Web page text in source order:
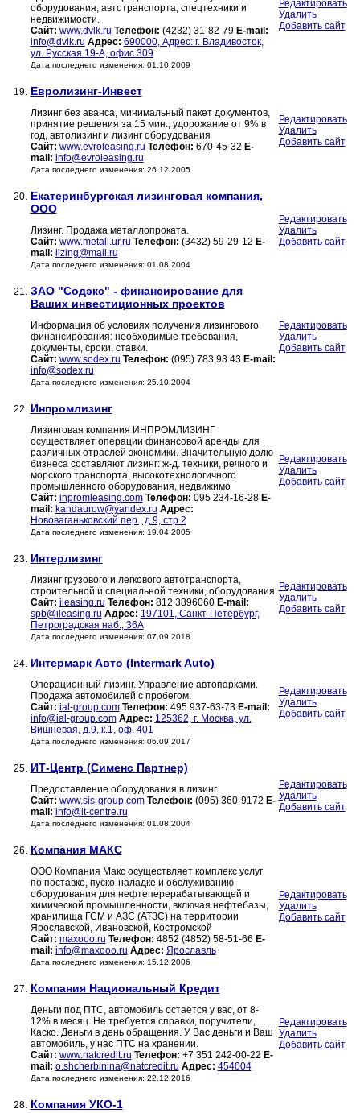
оборудования, автотранспорта, спецтехники и
недвижимости.
Сайт: www.dvlk.ru Телефон: (4232) 31-82-79 E-mail:
info@dvlk.ru Адрес: 690000, Адрес: г. Владивосток,
ул. Русская 19-А, офис 309
Дата последнего изменения: 01.10.2009
Редактировать
Удалить
Добавить сайт
19. Евролизинг-Инвест
Лизинг без аванса, минимальный пакет документов,
принятие решения за 15 мин., удорожание от 9% в
год, автолизинг и лизинг оборудования
Сайт: www.evroleasing.ru Телефон: 670-45-32 E-
mail: info@evroleasing.ru
Дата последнего изменения: 26.12.2005
Редактировать
Удалить
Добавить сайт
20. Екатеринбургская лизинговая компания,
ООО
Лизинг. Продажа металлопроката.
Сайт: www.metall.ur.ru Телефон: (3432) 59-29-12 E-
mail: lizing@mail.ru
Дата последнего изменения: 01.08.2004
Редактировать
Удалить
Добавить сайт
21. ЗАО "Содэкс" - финансирование для
Ваших инвестиционных проектов
Информация об условиях получения лизингового
финансирования: необходимые требования,
документы, сроки, ставки.
Сайт: www.sodex.ru Телефон: (095) 783 93 43 E-mail:
info@sodex.ru
Дата последнего изменения: 25.10.2004
Редактировать
Удалить
Добавить сайт
22. Инпромлизинг
Лизинговая компания ИНПРОМЛИЗИНГ
осуществляет операции финансовой аренды для
различных отраслей экономики. Значительную долю
бизнеса составляют лизинг: ж-д. техники, речного и
морского транспорта, высокотехнологичного
промышленного оборудования, недвижимо
Сайт: inpromleasing.com Телефон: 095 234-16-28 E-
mail: kandaurow@yandex.ru Адрес:
Нововаганьковский пер., д.9, стр.2
Дата последнего изменения: 19.04.2005
Редактировать
Удалить
Добавить сайт
23. Интерлизинг
Лизинг грузового и легкового автотранспорта,
строительной и специальной техники, оборудования
Сайт: ileasing.ru Телефон: 812 3896060 E-mail:
spb@ileasing.ru Адрес: 197101, Санкт-Петербург,
Петроградская наб., 36А
Дата последнего изменения: 07.09.2018
Редактировать
Удалить
Добавить сайт
24. Интермарк Авто (Intermark Auto)
Операционный лизинг. Управление автопарками.
Продажа автомобилей с пробегом.
Сайт: ial-group.com Телефон: 495 937-63-73 E-mail:
info@ial-group.com Адрес: 125362, г. Москва, ул.
Вишневая, д.9, к.1, оф. 401
Дата последнего изменения: 06.09.2017
Редактировать
Удалить
Добавить сайт
25. ИТ-Центр (Сименс Партнер)
Предоставление оборудования в лизинг.
Сайт: www.sis-group.com Телефон: (095) 360-9172 E-
mail: info@it-centre.ru
Дата последнего изменения: 01.08.2004
Редактировать
Удалить
Добавить сайт
26. Компания МАКС
ООО Компания Макс осуществляет комплекс услуг
по поставке, пуско-наладке и обслуживанию
оборудования для нефтеперерабатывающей и
химической промышленности, включая нефтебазы,
хранилища ГСМ и АЗС (АТЗС) на территории
Ярославской, Ивановской, Костромской
Сайт: maxooo.ru Телефон: 4852 (4852) 58-51-66 E-
mail: info@maxooo.ru Адрес: Ярославль
Дата последнего изменения: 15.12.2006
Редактировать
Удалить
Добавить сайт
27. Компания Национальный Кредит
Деньги под ПТС, автомобиль остается у вас, от 8-
12% в месяц. Не требуется справки, поручители,
Каско. Деньги в день обращения. У Вас деньги и Ваш
автомобиль, у нас ПТС на хранении.
Сайт: www.natcredit.ru Телефон: +7 351 242-00-22 E-
mail: o.shcherbinina@natcredit.ru Адрес: 454004
Дата последнего изменения: 22.12.2016
Редактировать
Удалить
Добавить сайт
28. Компания УКО-1